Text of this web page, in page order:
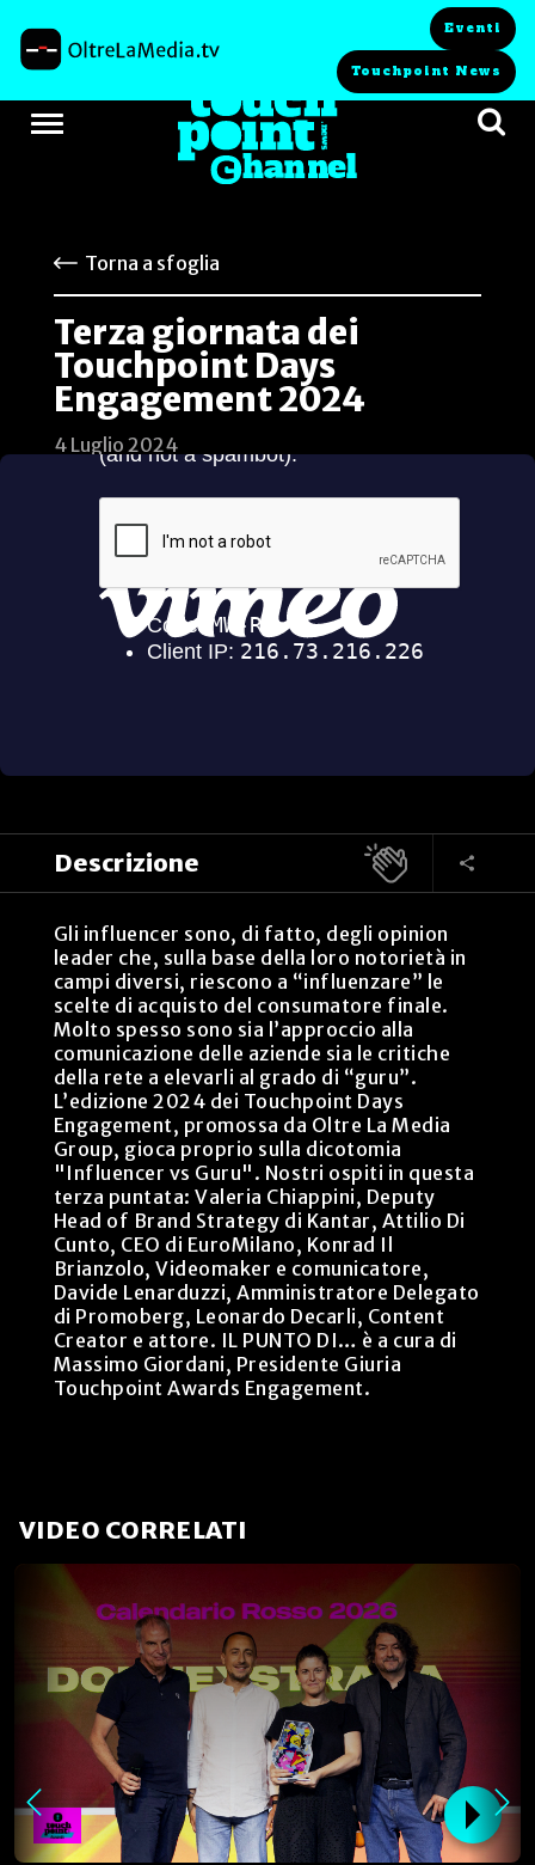
Eventi
Touchpoint News
Torna a sfoglia
Terza giornata dei
Touchpoint Days
Engagement 2024
4 Luglio 2024
Descrizione
Gli influencer sono, di fatto, degli opinion
leader che, sulla base della loro notorietà in
campi diversi, riescono a “influenzare” le
scelte di acquisto del consumatore finale.
Molto spesso sono sia l’approccio alla
comunicazione delle aziende sia le critiche
della rete a elevarli al grado di “guru”.
L’edizione 2024 dei Touchpoint Days
Engagement, promossa da Oltre La Media
Group, gioca proprio sulla dicotomia
"Influencer vs Guru". Nostri ospiti in questa
terza puntata: Valeria Chiappini, Deputy
Head of Brand Strategy di Kantar, Attilio Di
Cunto, CEO di EuroMilano, Konrad Il
Brianzolo, Videomaker e comunicatore,
Davide Lenarduzzi, Amministratore Delegato
di Promoberg, Leonardo Decarli, Content
Creator e attore. IL PUNTO DI… è a cura di
Massimo Giordani, Presidente Giuria
Touchpoint Awards Engagement.
VIDEO CORRELATI